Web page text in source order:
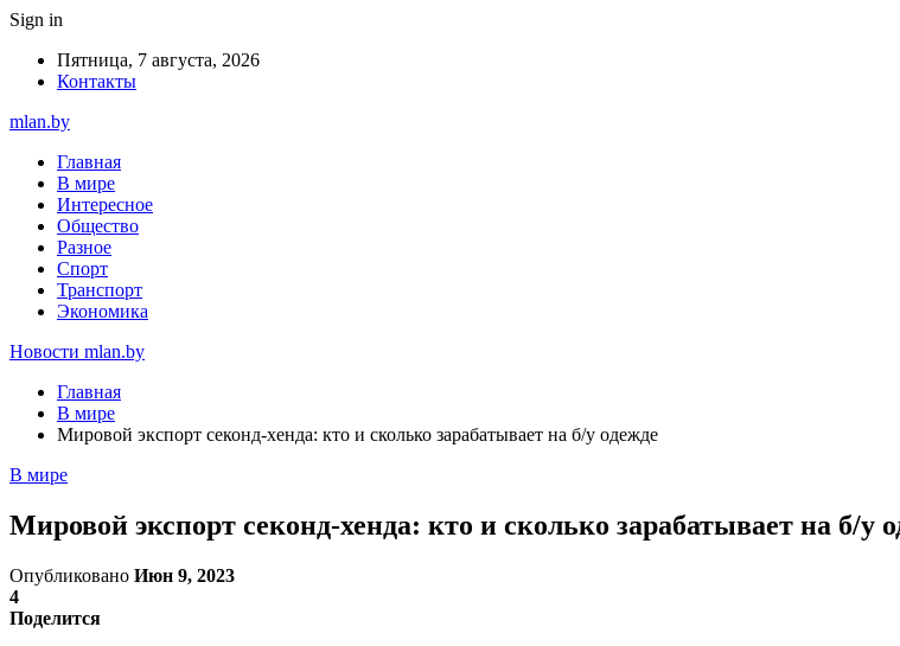
Sign in
Пятница, 7 августа, 2026
Контакты
mlan.by
Главная
В мире
Интересное
Общество
Разное
Спорт
Транспорт
Экономика
Новости mlan.by
Главная
В мире
Мировой экспорт секонд-хенда: кто и сколько зарабатывает на б/у одежде
В мире
Мировой экспорт секонд-хенда: кто и сколько зарабатывает на б/у
Опубликовано Июн 9, 2023
4
Поделится